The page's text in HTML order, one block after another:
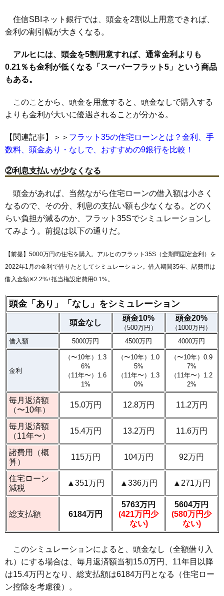
住信SBIネット銀行では、頭金を2割以上用意できれば、
金利の割引幅が大きくなる。
アルヒには、頭金を5割用意すれば、通常金利よりも
0.21％も金利が低くなる「スーパーフラット5」という商品
もある。
このことから、頭金を用意すると、頭金なしで購入する
よりも金利が大いに優遇されることが分かる。
【関連記事】＞＞ フラット35の住宅ローンとは？金利、手
数料、頭金あり・なしで、おすすめの9銀行を比較！
②利息支払いが少なくなる
頭金があれば、当然ながら住宅ローンの借入額は小さく
なるので、その分、利息の支払い額も少なくなる。どのく
らい負担が減るのか、フラット35Sでシミュレーションし
てみよう。前提は以下の通りだ。
【前提】5000万円の住宅を購入。アルヒのフラット35S（全期間固定金利）を
2022年1月の金利で借りたとしてシミュレーション。借入期間35年、諸費用は
借入金額✕2.2%+抵当権設定費用0.1%。
頭金「あり」「なし」をシミュレーション
頭金なし
頭金10%
（500万円）
頭金20%
（1000万円）
借入額
5000万円 4500万円 4000万円
金利
（〜10年）1.3
6%
（11年〜）1.6
1%
（〜10年）1.0
5%
（11年〜）1.3
0%
（〜10年）0.9
7%
（11年〜）1.2
2%
毎月返済額
（〜10年）
15.0万円 12.8万円 11.2万円
毎月返済額
（11年〜）
15.4万円 13.2万円 11.6万円
諸費用（概
算）
115万円 104万円 92万円
住宅ローン
減税
▲351万円 ▲336万円 ▲271万円
総支払額 6184万円
5763万円
(421万円少
ない)
5604万円
(580万円少
ない)
このシミュレーションによると、頭金なし（全額借り入
れ）にする場合は、毎月返済額当初15.0万円、11年目以降
は15.4万円となり、総支払額は6184万円となる（住宅ロー
ン控除を考慮後）。